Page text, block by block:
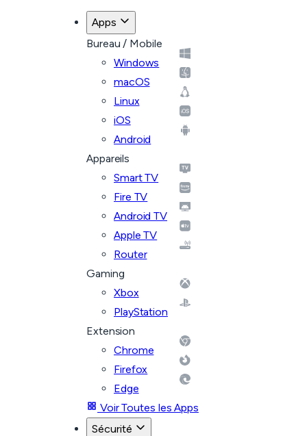
Apps
Bureau / Mobile
Windows
macOS
Linux
iOS
Android
Appareils
Smart TV
Fire TV
Android TV
Apple TV
Router
Gaming
Xbox
PlayStation
Extension
Chrome
Firefox
Edge
Voir Toutes les Apps
Sécurité